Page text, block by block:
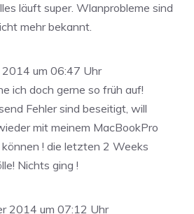
läuft super. Wlanprobleme sind
mehr bekannt.
2014 um 06:47 Uhr
ich doch gerne so früh auf!
Fehler sind beseitigt, will
mit meinem MacBookPro
! die letzten 2 Weeks
Nichts ging !
2014 um 07:12 Uhr